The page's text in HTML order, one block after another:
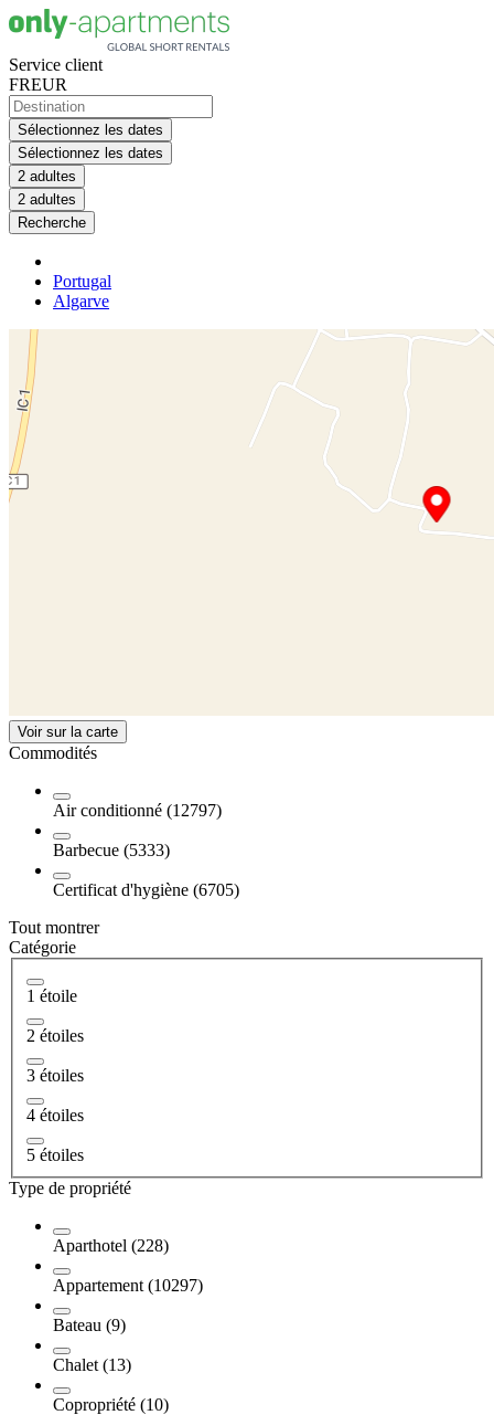
Service client
FREUR
Sélectionnez les dates
Sélectionnez les dates
2 adultes
2 adultes
Recherche
Portugal
Algarve
Voir sur la carte
Commodités
Air conditionné (12797)
Barbecue (5333)
Certificat d'hygiène (6705)
Tout montrer
Catégorie
1 étoile
2 étoiles
3 étoiles
4 étoiles
5 étoiles
Type de propriété
Aparthotel (228)
Appartement (10297)
Bateau (9)
Chalet (13)
Copropriété (10)